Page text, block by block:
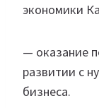
экономики
— оказание
развитии с
бизнеса.